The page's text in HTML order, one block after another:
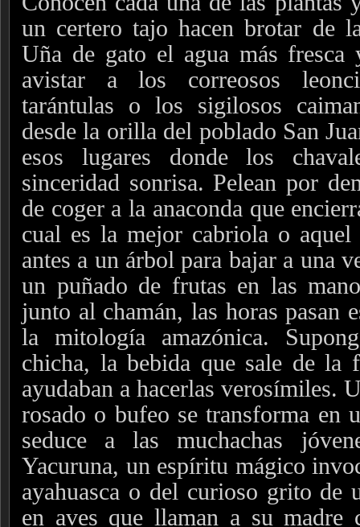
un certero tajo hacen brotar de
Uña de gato el agua más
avistar a los correosos
tarántulas o los sigilosos
desde la orilla del poblado San
esos lugares donde los
sinceridad sonrisa. Pelean por
de coger a la anaconda que
cual es la mejor cabriola o aquel
antes a un árbol para bajar a una
un puñado de frutas en las
junto al chamán, las horas pasan
la mitología amazónica.
chicha, la bebida que sale de la
ayudaban a hacerlas verosímiles.
rosado o bufeo se transforma en
seduce a las muchachas
Yacuruna, un espíritu mágico
ayahuasca o del curioso grito de
en aves que llaman a su madre